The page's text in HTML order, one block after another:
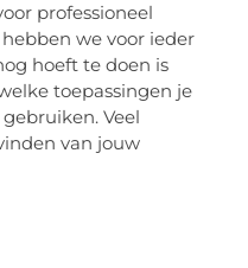
professioneel
we voor ieder
hoeft te doen is
toepassingen je
Veel
van jouw